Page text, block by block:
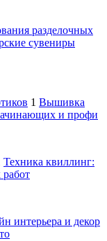
разделочных
сувениры
1 Вышивка
и профи
Техника квиллинг:
интерьера и декор